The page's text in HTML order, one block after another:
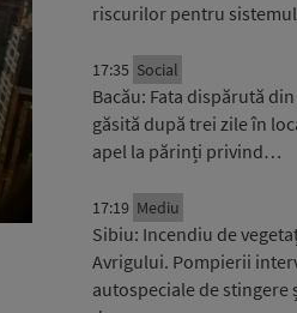
riscurilor pentru
17:35 Social
Bacău: Fata dispărută
găsită după trei zile în
apel la părinți privind…
17:19 Mediu
Sibiu: Incendiu de
Avrigului. Pompierii
autospeciale de stingere